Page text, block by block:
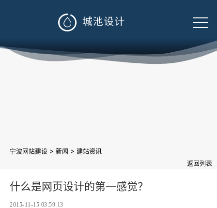

宁波网站建设 > 新闻 > 建站资讯
返回列表
什么是网页设计的第一感觉？
2015-11-15 03:59:13